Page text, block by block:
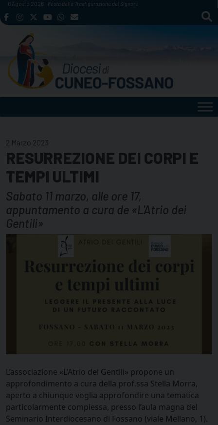
Skip
to
6 Agosto 2026 Festa della Trasfigurazione del Signore
2 Marzo 2023
RESURREZIONE DEI CORPI E
TEMPI ULTIMI
Sabato 11 marzo, alle ore 17,
appuntamento a cura de «L'Atrio dei
Gentili»
L’associazione «L’Atrio dei Gentili» propone un
approfondimento a cura della prof.ssa Stella Morra,
aperto a chiunque voglia approfondire una tematica
particolarmente complessa, presso l’aula magna del
Seminario Interdiocesano di Fossano (viale Mellano, 1).